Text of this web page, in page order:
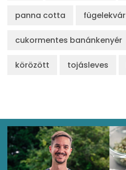
panna cotta fügelekvár
cukormentes banánkenyér
körözött tojásleves